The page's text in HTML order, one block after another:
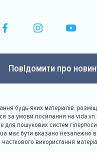
Повідомити про
будь-яких матеріалів,
за умови посилання на
для пошукових систем
має бути вказано незалежно
часткового використання